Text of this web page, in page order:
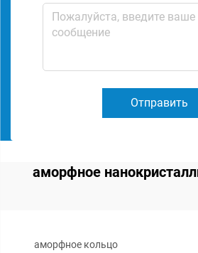
Отправить
аморфное
аморфное кольцо